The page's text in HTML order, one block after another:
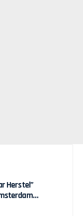
Herstel”